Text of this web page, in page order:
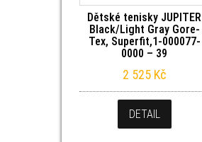
Dětské tenisky JUPITER
Black/Light Gray Gore-
Tex, Superfit,1-000077-
0000 – 39
2 525 Kč
DETAIL